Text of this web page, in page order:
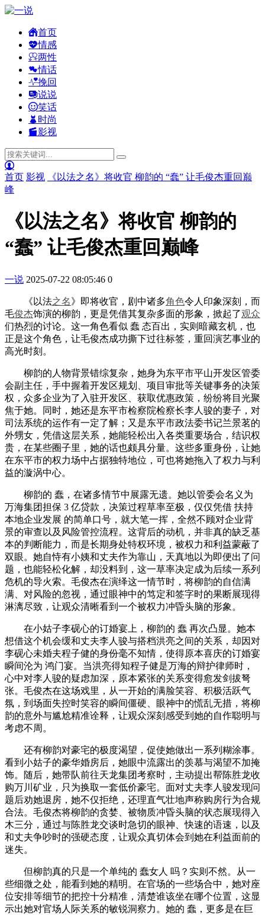
首页
情感
两性
情话
挽回
说说
笑话
时尚
影视
首页 影视
《以法之名》将收官 柳韵的 “蠢” 让毛俊杰重回巅
峰
《以法之名》将收官 柳韵的
“蠢” 让毛俊杰重回巅峰
一说 2025-07-22 08:05:46 0
《以法之名》即将收官，剧中诸多角色令人印象深刻，而
毛俊杰饰演的柳韵，更是凭借其复杂多面的形象，掀起了观众
们热烈的讨论。这一角色看似 蠢 态百出，实则暗藏玄机，也
正是这个角色，让毛俊杰成功撕下过往标签，重回演艺事业的
高光时刻。
柳韵的人物背景错综复杂，她身为东平市平山开发区管委
会副主任，手中握着开发区规划、项目审批等关键事务的决策
权，众多企业为了入驻开发区、获取优惠政策，纷纷将目光聚
焦于她。同时，她还是东平市检察院检察长李人骏的妻子，对
司法系统的运作有一定了解；又是东平市政法委书记兰景茗的
外甥女，凭借这层关系，她能轻松出入各类重要场合，结识权
贵，在某些圈子里，她的话也颇具分量。这些多重身份，让她
在东平市的权力场中占据独特地位，可也将她拖入了权力与利
益的漩涡中心。
柳韵的 蠢，在诸多情节中展露无遗。她以管委会名义为
万海集团担保 3 亿贷款，决策过程草率至极，仅仅凭借 扶持
本地企业发展 的简单口号，就大笔一挥，全然不顾对企业背
景的审查以及风险管控流程。这背后的动机，并非真的缺乏基
本的判断能力，而是长期身处特权环境，被权力和利益蒙蔽了
双眼。她自恃有小姨和丈夫作为靠山，天真地以为即便出了问
题，也能轻松化解，却没料到，这一草率决定成为后续一系列
危机的导火索。毛俊杰在演绎这一情节时，将柳韵的自信满
满、对风险的忽视，通过眼神中的笃定和签字时的果断展现得
淋漓尽致，让观众清晰看到一个被权力冲昏头脑的形象。
在小姑子李砚心的订婚宴上，柳韵的 蠢 再次凸显。她本
想借这个机会缓和丈夫李人骏与搭档洪亮之间的关系，却因对
李砚心未婚夫程子健的身份毫不知情，使得原本喜庆的订婚宴
瞬间沦为 鸿门宴。当洪亮得知程子健是万海的辩护律师时，
心中对李人骏的疑虑加深，原本紧张的关系变得愈发剑拔弩
张。毛俊杰在这场戏里，从一开始的满脸笑容、积极活跃气
氛，到场面失控时笑容的瞬间僵硬、眼神中的慌乱无措，将柳
韵的意外与尴尬精准诠释，让观众深刻感受到她的自作聪明与
考虑不周。
还有柳韵对豪宅的极度渴望，促使她做出一系列糊涂事。
看到小姑子的豪华婚房后，她眼中流露出的羡慕与渴望不加掩
饰。随后，她带队前往天龙集团考察时，主动提出帮陈胜龙收
购万川矿业，只为换取一套低价豪宅。面对丈夫李人骏发现问
题后劝她退房，她不仅拒绝，还理直气壮地声称购房行为合规
合法。毛俊杰将柳韵的贪婪、被物质冲昏头脑的状态展现得入
木三分，通过与陈胜龙交谈时急切的眼神、快速的语速，以及
和丈夫争吵时的强硬态度，让观众真切体会到她在利益面前的
迷失。
但柳韵真的只是一个单纯的 蠢女人 吗？实则不然。从一
些细微之处，能看到她的精明。在官场的一些场合中，她对座
位安排等细节的把控十分精准，清楚谁该坐在哪个位置，这显
示出她对官场人际关系的敏锐洞察力。她的 蠢，更多是在巨